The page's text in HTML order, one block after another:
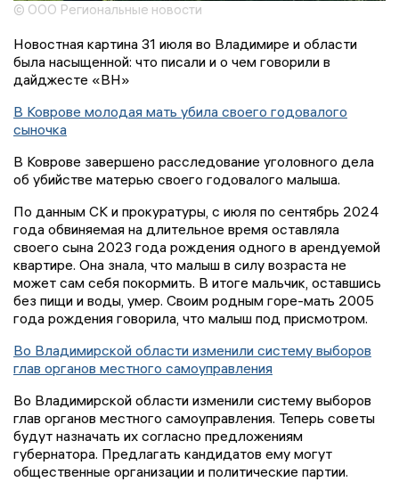
© ООО Региональные новости
Новостная картина 31 июля во Владимире и области
была насыщенной: что писали и о чем говорили в
дайджесте «ВН»
В Коврове молодая мать убила своего годовалого
сыночка
В Коврове завершено расследование уголовного дела
об убийстве матерью своего годовалого малыша.
По данным СК и прокуратуры, с июля по сентябрь 2024
года обвиняемая на длительное время оставляла
своего сына 2023 года рождения одного в арендуемой
квартире. Она знала, что малыш в силу возраста не
может сам себя покормить. В итоге мальчик, оставшись
без пищи и воды, умер. Своим родным горе-мать 2005
года рождения говорила, что малыш под присмотром.
Во Владимирской области изменили систему выборов
глав органов местного самоуправления
Во Владимирской области изменили систему выборов
глав органов местного самоуправления. Теперь советы
будут назначать их согласно предложениям
губернатора. Предлагать кандидатов ему могут
общественные организации и политические партии.